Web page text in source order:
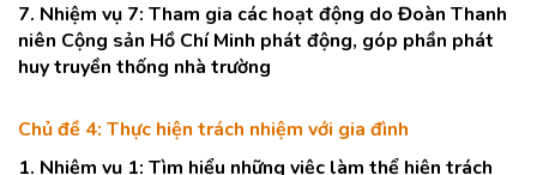
7. Nhiệm vụ 7: Tham gia các hoạt động do Đoàn Thanh
niên Cộng sản Hồ Chí Minh phát động, góp phần phát
huy truyền thống nhà trường
Chủ đề 4: Thực hiện trách nhiệm với gia đình
1. Nhiệm vụ 1: Tìm hiểu những việc làm thể hiện trách